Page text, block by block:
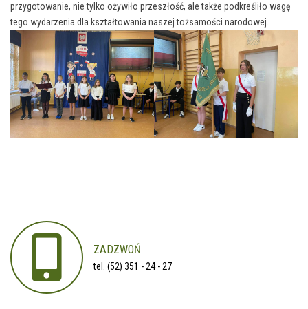
przygotowanie, nie tylko ożywiło przeszłość, ale także podkreśliło wagę
tego wydarzenia dla kształtowania naszej tożsamości narodowej.
ZADZWOŃ
tel. (52) 351 - 24 - 27